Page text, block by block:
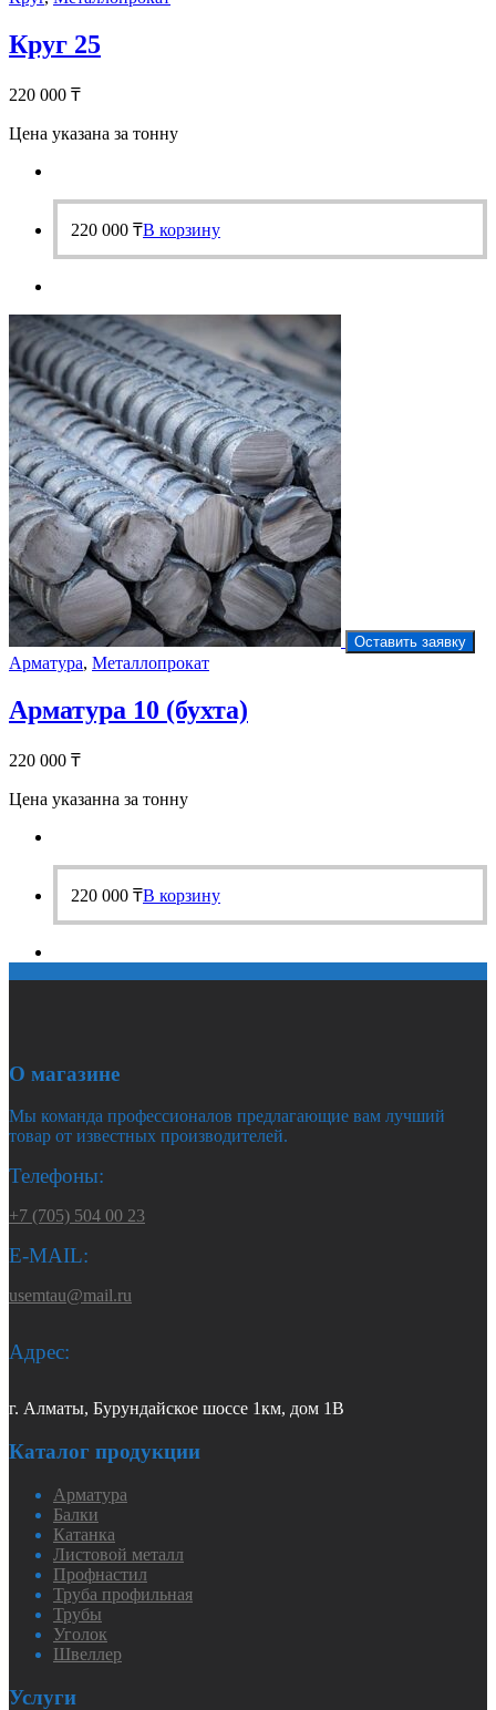
Круг 25
220 000 ₸
Цена указана за тонну
220 000 ₸В корзину
Оставить заявку
Арматура, Металлопрокат
Арматура 10 (бухта)
220 000 ₸
Цена указанна за тонну
220 000 ₸В корзину
О магазине
Мы команда профессионалов предлагающие вам лучший
товар от известных производителей.
Телефоны:
+7 (705) 504 00 23
E-MAIL:
usemtau@mail.ru
Адрес:
г. Алматы, Бурундайское шоссе 1км, дом 1В
Каталог продукции
Арматура
Балки
Катанка
Листовой металл
Профнастил
Труба профильная
Трубы
Уголок
Швеллер
Услуги